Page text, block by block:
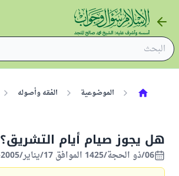
الموضوعية الفقه وأصوله
هل يجوز صيام أيام التشريق؟
06/ذو الحجة/1425 الموافق 17/يناير/2005